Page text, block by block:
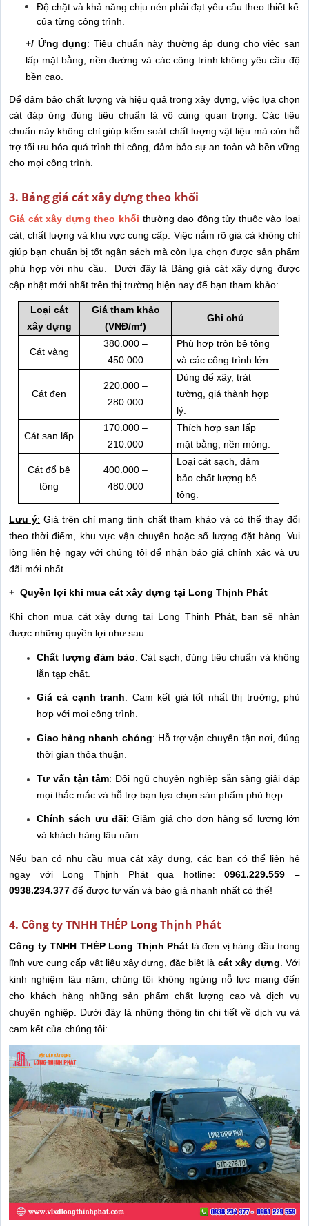
Độ chặt và khả năng chịu nén phải đạt yêu cầu theo thiết kế
của từng công trình.
+/ Ứng dụng: Tiêu chuẩn này thường áp dụng cho việc san
lấp mặt bằng, nền đường và các công trình không yêu cầu độ
bền cao.
Để đảm bảo chất lượng và hiệu quả trong xây dựng, việc lựa chọn
cát đáp ứng đúng tiêu chuẩn là vô cùng quan trọng. Các tiêu
chuẩn này không chỉ giúp kiểm soát chất lượng vật liệu mà còn hỗ
trợ tối ưu hóa quá trình thi công, đảm bảo sự an toàn và bền vững
cho mọi công trình.
3. Bảng giá cát xây dựng theo khối
Giá cát xây dựng theo khối thường dao động tùy thuộc vào loại
cát, chất lượng và khu vực cung cấp. Việc nắm rõ giá cả không chỉ
giúp bạn chuẩn bị tốt ngân sách mà còn lựa chọn được sản phẩm
phù hợp với nhu cầu. Dưới đây là Bảng giá cát xây dựng được
cập nhật mới nhất trên thị trường hiện nay để bạn tham khảo:
Loại cát
xây dựng
Giá tham khảo
(VNĐ/m³)
Ghi chú
Cát vàng
380.000 –
450.000
Phù hợp trộn bê tông
và các công trình lớn.
Cát đen
220.000 –
280.000
Dùng để xây, trát
tường, giá thành hợp
lý.
Cát san lấp
170.000 –
210.000
Thích hợp san lấp
mặt bằng, nền móng.
Cát đổ bê
tông
400.000 –
480.000
Loại cát sạch, đảm
bảo chất lượng bê
tông.
Lưu ý: Giá trên chỉ mang tính chất tham khảo và có thể thay đổi
theo thời điểm, khu vực vận chuyển hoặc số lượng đặt hàng. Vui
lòng liên hệ ngay với chúng tôi để nhận báo giá chính xác và ưu
đãi mới nhất.
+ Quyền lợi khi mua cát xây dựng tại Long Thịnh Phát
Khi chọn mua cát xây dựng tại Long Thịnh Phát, bạn sẽ nhận
được những quyền lợi như sau:
Chất lượng đảm bảo: Cát sạch, đúng tiêu chuẩn và không
lẫn tạp chất.
Giá cả cạnh tranh: Cam kết giá tốt nhất thị trường, phù
hợp với mọi công trình.
Giao hàng nhanh chóng: Hỗ trợ vận chuyển tận nơi, đúng
thời gian thỏa thuận.
Tư vấn tận tâm: Đội ngũ chuyên nghiệp sẵn sàng giải đáp
mọi thắc mắc và hỗ trợ bạn lựa chọn sản phẩm phù hợp.
Chính sách ưu đãi: Giảm giá cho đơn hàng số lượng lớn
và khách hàng lâu năm.
Nếu bạn có nhu cầu mua cát xây dựng, các bạn có thể liên hệ
ngay với Long Thịnh Phát qua hotline:0961.229.559 –
0938.234.377 để được tư vấn và báo giá nhanh nhất có thể!
4. Công ty TNHH THÉP Long Thịnh Phát
Công ty TNHH THÉP Long Thịnh Phát là đơn vị hàng đầu trong
lĩnh vực cung cấp vật liệu xây dựng, đặc biệt là cát xây dựng . Với
kinh nghiệm lâu năm, chúng tôi không ngừng nỗ lực mang đến
cho khách hàng những sản phẩm chất lượng cao và dịch vụ
chuyên nghiệp. Dưới đây là những thông tin chi tiết về dịch vụ và
cam kết của chúng tôi: